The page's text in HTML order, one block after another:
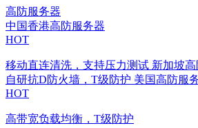
高防服务器
中国香港高防服务器
HOT
移动直连清洗，支持压力测试 新加坡
自研抗D防火墙，T级防护 美国高防服
HOT
高带宽负载均衡，T级防护